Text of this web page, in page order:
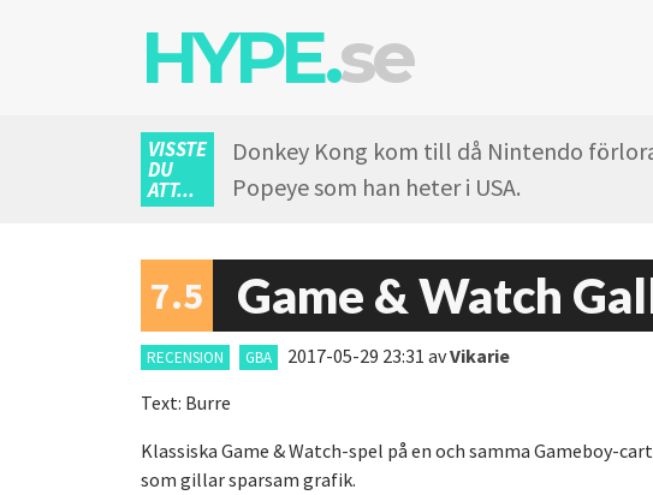
HYPE.se
VISSTE
DU
ATT...
Donkey Kong kom till då Nintendo
Popeye som han heter i USA.
7.5 Game & Watch
RECENSION GBA 2017-05-29 23:31 avVikarie
Text: Burre
Klassiska Game & Watch-spel på en och samma Gameboy-
som gillar sparsam grafik.